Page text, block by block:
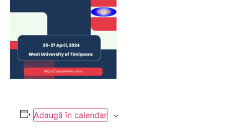
Adaugă în calendar